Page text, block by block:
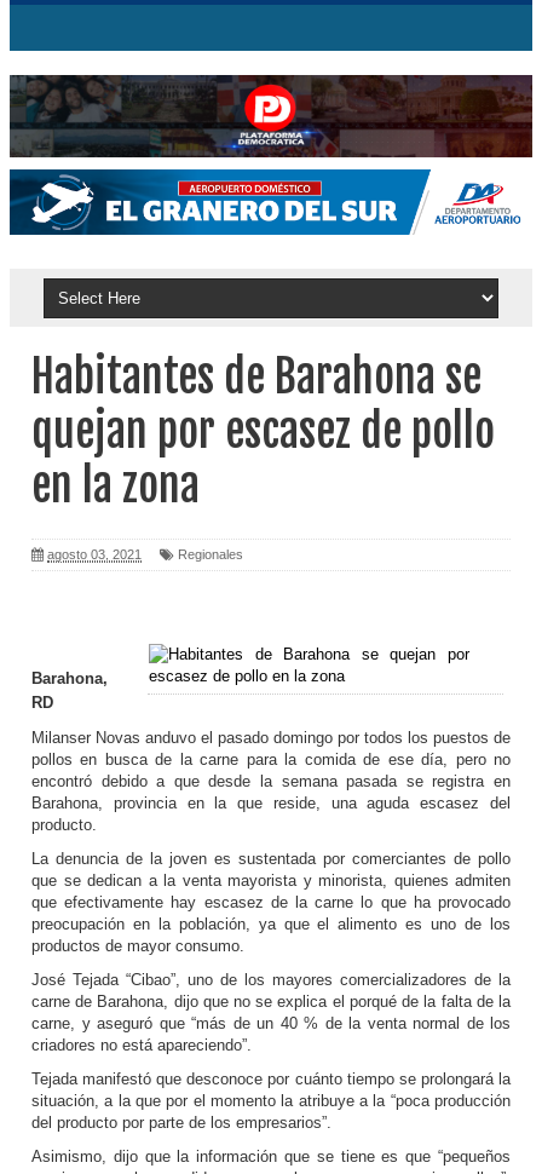
Habitantes de Barahona se
quejan por escasez de pollo
en la zona
agosto 03, 2021 Regionales
Barahona,
RD
Milanser Novas anduvo el pasado domingo por todos los puestos de
pollos en busca de la carne para la comida de ese día, pero no
encontró debido a que desde la semana pasada se registra en
Barahona, provincia en la que reside, una aguda escasez del
producto.
La denuncia de la joven es sustentada por comerciantes de pollo
que se dedican a la venta mayorista y minorista, quienes admiten
que efectivamente hay escasez de la carne lo que ha provocado
preocupación en la población, ya que el alimento es uno de los
productos de mayor consumo.
José Tejada “Cibao”, uno de los mayores comercializadores de la
carne de Barahona, dijo que no se explica el porqué de la falta de la
carne, y aseguró que “más de un 40 % de la venta normal de los
criadores no está apareciendo”.
Tejada manifestó que desconoce por cuánto tiempo se prolongará la
situación, a la que por el momento la atribuye a la “poca producción
del producto por parte de los empresarios”.
Asimismo, dijo que la información que se tiene es que “pequeños